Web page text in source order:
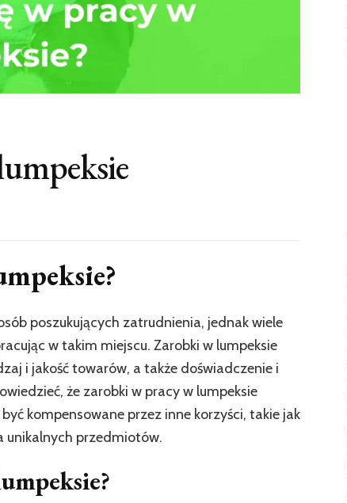
poszukujących zatrudnienia, jednak wiele
w takim miejscu. Zarobki w lumpeksie
i jakość towarów, a także doświadczenie i
że zarobki w pracy w lumpeksie
kompensowane przez inne korzyści, takie jak
unikalnych przedmiotów.